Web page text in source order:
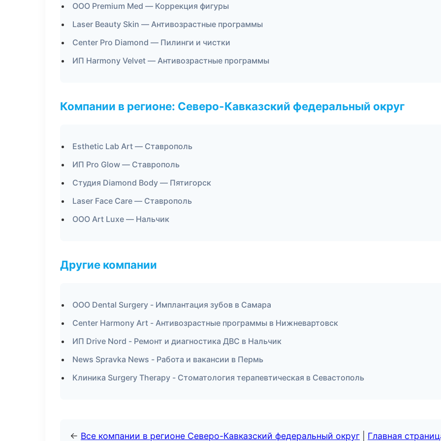
ООО Premium Med — Коррекция фигуры
Laser Beauty Skin — Антивозрастные программы
Center Pro Diamond — Пилинги и чистки
ИП Harmony Velvet — Антивозрастные программы
Компании в регионе: Северо-Кавказский федеральный округ
Esthetic Lab Art — Ставрополь
ИП Pro Glow — Ставрополь
Студия Diamond Body — Пятигорск
Laser Face Care — Ставрополь
ООО Art Luxe — Нальчик
Другие компании
ООО Dental Surgery - Имплантация зубов в Самара
Center Harmony Art - Антивозрастные программы в Нижневартовск
ИП Drive Nord - Ремонт и диагностика ДВС в Нальчик
News Spravka News - Работа и вакансии в Пермь
Клиника Surgery Therapy - Стоматология терапевтическая в Севастополь
← Все компании в регионе Северо-Кавказский федеральный округ Главная